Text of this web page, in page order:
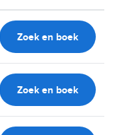
Zoek en boek
Zoek en boek